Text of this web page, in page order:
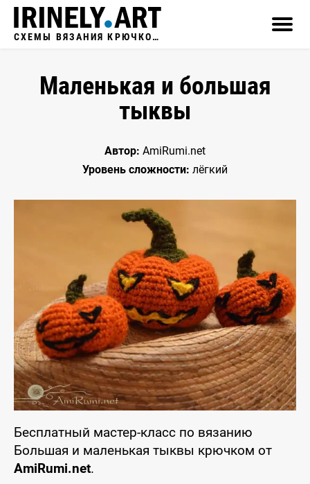
СХЕМЫ ВЯЗАНИЯ КРЮЧКОМ
Маленькая и большая
тыквы
Автор: AmiRumi.net
Уровень сложности: лёгкий
Бесплатный мастер-класс по вязанию
Большая и маленькая тыквы крючком от
AmiRumi.net.